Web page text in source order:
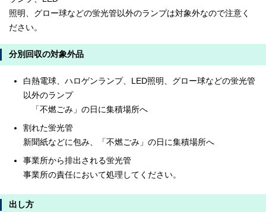
照明、グロー球などの蛍光管以外のランプは対象外なので注意く
ださい。
分別回収の対象外品
白熱電球、ハロゲンランプ、LED照明、グロー球などの蛍光管
以外のランプ
「不燃ごみ」の日に集積場所へ
割れた蛍光管
新聞紙などに包み、「不燃ごみ」の日に集積場所へ
事業所から排出される蛍光管
事業所の責任において処理してください。
出し方